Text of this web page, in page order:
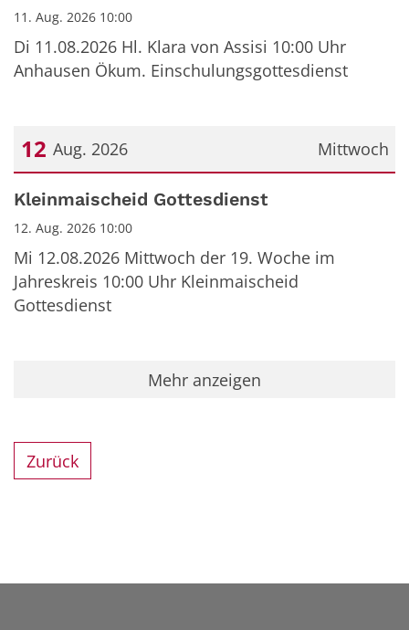
11. Aug. 2026 10:00
Di 11.08.2026 Hl. Klara von Assisi 10:00 Uhr
Anhausen Ökum. Einschulungsgottesdienst
Mittwoch
12 Aug. 2026
Datum: 12. August 2026
Kleinmaischeid Gottesdienst
12. Aug. 2026 10:00
Mi 12.08.2026 Mittwoch der 19. Woche im
Jahreskreis 10:00 Uhr Kleinmaischeid
Gottesdienst
Mehr anzeigen
Zurück